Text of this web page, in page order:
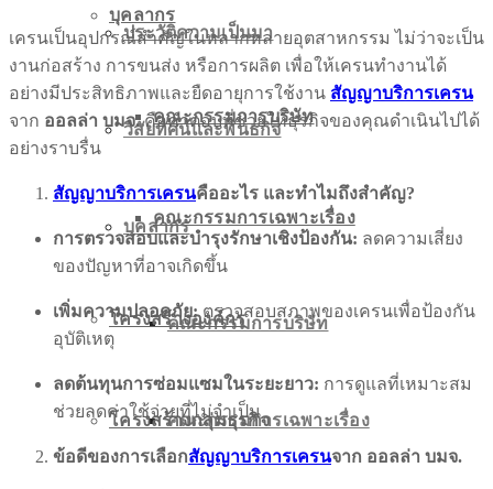
ประวัติความเป็นมา
วิสัยทัศน์และพันธกิจ
บุคลากร
คณะกรรมการบริษัท
คณะกรรมการเฉพาะเรื่อง
บุคลากร
คณะกรรมการบริษัท
คณะกรรมการเฉพาะเรื่อง
โครงสร้างองค์กร
โครงสร้างกลุ่มธุรกิจ
เครนเป็นอุปกรณ์สำคัญในหลากหลายอุตสาหกรรม ไม่ว่าจะเป็น
งานก่อสร้าง การขนส่ง หรือการผลิต เพื่อให้เครนทำงานได้
อย่างมีประสิทธิภาพและยืดอายุการใช้งาน สัญญาบริการเครน
จาก ออลล่า บมจ.คือคำตอบที่ช่วยให้ธุรกิจของคุณดำเนินไปได้
อย่างราบรื่น
สัญญาบริการเครนคืออะไร และทำไมถึงสำคัญ?
การตรวจสอบและบำรุงรักษาเชิงป้องกัน: ลดความเสี่ยง
ของปัญหาที่อาจเกิดขึ้น
เพิ่มความปลอดภัย:ตรวจสอบสภาพของเครนเพื่อป้องกัน
อุบัติเหตุ
ลดต้นทุนการซ่อมแซมในระยะยาว: การดูแลที่เหมาะสม
ช่วยลดค่าใช้จ่ายที่ไม่จำเป็น
ข้อดีของการเลือกสัญญาบริการเครนจาก ออลล่า บมจ.